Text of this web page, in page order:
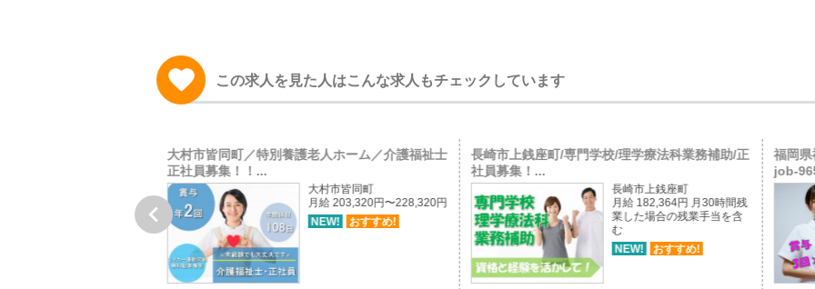
この求人を見た人はこんな求人もチェックしています
月給 203,000円〜233,000円
大村市皆同町／特別養護老人ホーム／介護福祉士
正社員募集！！...
大村市皆同町
月給 203,320円〜228,320円
NEW!
おすすめ!
長崎市上銭座町/専門学校/理学療法科業務補助/正
社員募集！...
長崎市上銭座町
月給 182,364円 月30時間残
業した場合の残業手当を含
む
NEW!
おすすめ!
福岡県
job-
